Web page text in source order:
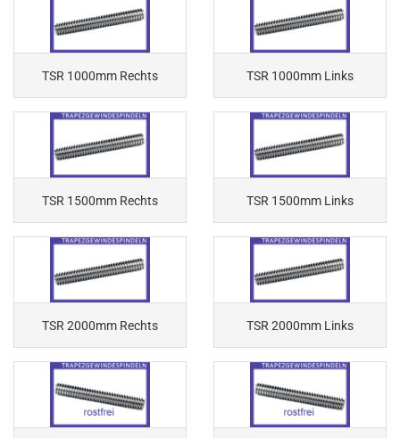
TSR 1000mm Rechts TSR 1000mm Links
TSR 1500mm Rechts TSR 1500mm Links
TSR 2000mm Rechts TSR 2000mm Links